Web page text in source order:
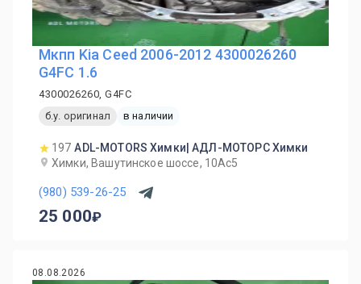
Мкпп Kia Ceed 2006-2012 4300026260
G4FC 1.6
4300026260, G4FC
б.у. оригинал
в наличии
197 ADL-MOTORS Химки| АДЛ-МОТОРС Химки
Химки, Вашутинское шоссе, 10Ас5
(980) 539-26-25
25 000
08.08.2026